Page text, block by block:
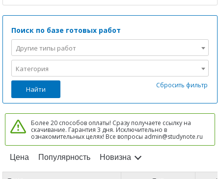
Поиск по базе готовых работ
Другие типы работ
Категория
Найти Сбросить фильтр
Более 20 способов оплаты! Сразу получаете ссылку на
скачивание. Гарантия 3 дня. Исключительно в
ознакомительных целях! Все вопросы admin@studynote.ru
Цена Популярность Новизна